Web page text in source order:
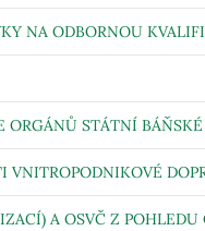
NA ODBORNOU
STÁTNÍ BÁŇSKÉ
A OSVČ Z POHLEDU